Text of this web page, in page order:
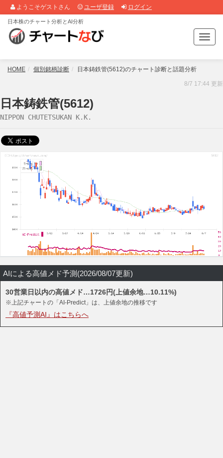
ようこそゲストさん ユーザ登録 ログイン
T
o
g
e
日本株のチャート分析とAI分析
HOME 個別銘柄診断 日本鋳鉄管(5612)のチャート診断と話題分析
8/7 17:44 更新
日本鋳鉄管(5612)
NIPPON CHUTETSUKAN K.K.
AIによる高値メド予測(2026/08/07更新)
30営業日以内の高値メド…1726円(上値余地…10.11%)
※上記チャートの「AI-Predict」は、上値余地の推移です
『高値予測AI』はこちらへ